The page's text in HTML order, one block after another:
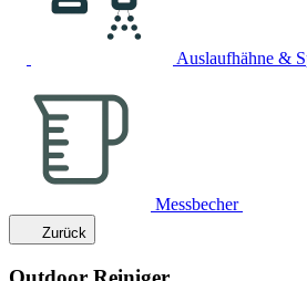
Auslaufhähne &
Messbecher
Zurück